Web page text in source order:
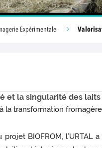
Expérimentale
et la singularité des
la transformation
BIOFROM,